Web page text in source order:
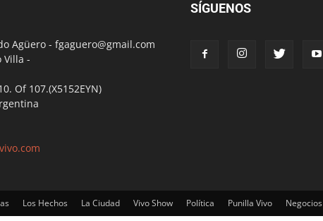
Agüero - fgaguero@gmail.com
Villa -
Of 107.(X5152EYN)
SÍGUENOS
Los Hechos La Ciudad Vivo Show Política Punilla Vivo Negocios